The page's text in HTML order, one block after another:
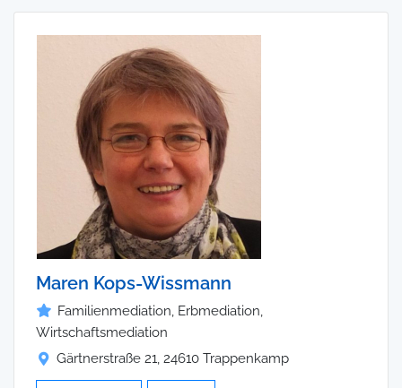
Maren Kops-Wissmann
Familienmediation, Erbmediation,
Wirtschaftsmediation
Gärtnerstraße 21, 24610 Trappenkamp